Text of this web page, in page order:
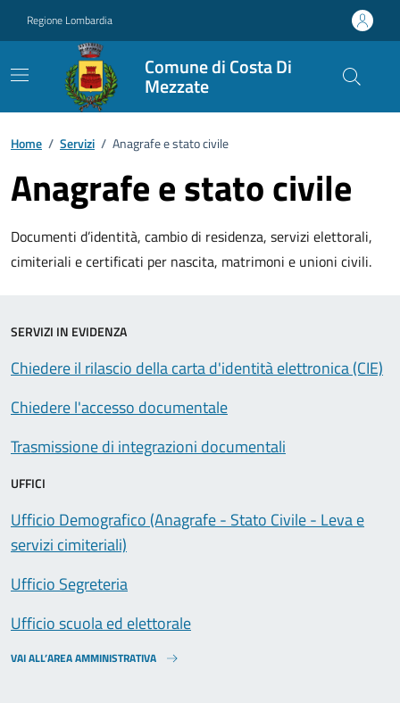
Regione Lombardia
Comune di Costa Di
Mezzate
Home / Servizi / Anagrafe e stato civile
Anagrafe e stato civile
Documenti d’identità, cambio di residenza, servizi elettorali,
cimiteriali e certificati per nascita, matrimoni e unioni civili.
SERVIZI IN EVIDENZA
Chiedere il rilascio della carta d'identità elettronica (CIE)
Chiedere l'accesso documentale
Trasmissione di integrazioni documentali
UFFICI
Ufficio Demografico (Anagrafe - Stato Civile - Leva e
servizi cimiteriali)
Ufficio Segreteria
Ufficio scuola ed elettorale
VAI ALL’AREA AMMINISTRATIVA